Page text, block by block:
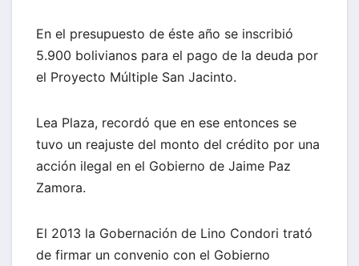
En el presupuesto de éste año se inscribió
5.900 bolivianos para el pago de la deuda por
el Proyecto Múltiple San Jacinto.
Lea Plaza, recordó que en ese entonces se
tuvo un reajuste del monto del crédito por una
acción ilegal en el Gobierno de Jaime Paz
Zamora.
El 2013 la Gobernación de Lino Condori trató
de firmar un convenio con el Gobierno